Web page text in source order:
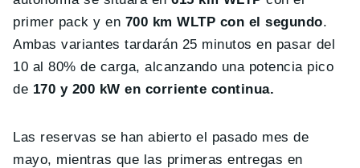
primer pack y en 700 km WLTP con el segundo.
Ambas variantes tardarán 25 minutos en pasar del
10 al 80% de carga, alcanzando una potencia pico
de 170 y 200 kW en corriente continua.
Las reservas se han abierto el pasado mes de
mayo, mientras que las primeras entregas en